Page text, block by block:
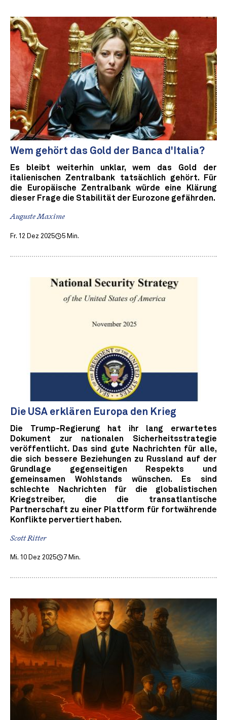
Wem gehört das Gold der Banca d'Italia?
Es bleibt weiterhin unklar, wem das Gold der
italienischen Zentralbank tatsächlich gehört. Für
die Europäische Zentralbank würde eine Klärung
dieser Frage die Stabilität der Eurozone gefährden.
Auguste Maxime
Fr. 12 Dez 2025 5 Min.
Die USA erklären Europa den Krieg
Die Trump-Regierung hat ihr lang erwartetes
Dokument zur nationalen Sicherheitsstrategie
veröffentlicht. Das sind gute Nachrichten für alle,
die sich bessere Beziehungen zu Russland auf der
Grundlage gegenseitigen Respekts und
gemeinsamen Wohlstands wünschen. Es sind
schlechte Nachrichten für die globalistischen
Kriegstreiber, die die transatlantische
Partnerschaft zu einer Plattform für fortwährende
Konflikte pervertiert haben.
Scott Ritter
Mi. 10 Dez 2025 7 Min.